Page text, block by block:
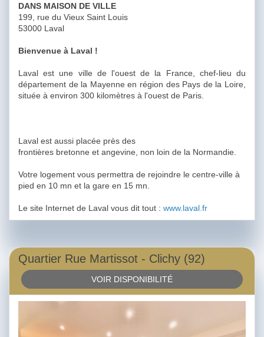
DANS MAISON DE VILLE
199, rue du Vieux Saint Louis
53000 Laval
Bienvenue à Laval !
Laval est une ville de l'ouest de la France, chef-lieu du
département de la Mayenne en région des Pays de la Loire,
située à environ 300 kilomètres à l'ouest de Paris.
Laval est aussi placée près des
frontières bretonne et angevine, non loin de la Normandie.
Votre logement vous permettra de rejoindre le centre-ville à
pied en 10 mn et la gare en 15 mn.
Le site Internet de Laval vous dit tout : www.laval.fr
Quartier Rue Martissot - Clichy (92)
VOIR DISPONIBILITÉ